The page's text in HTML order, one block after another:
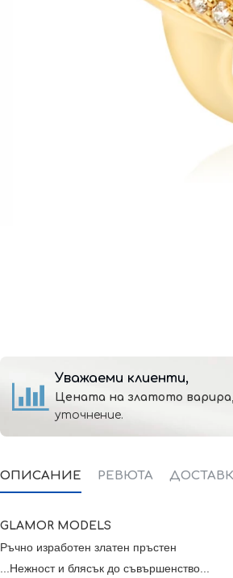
Уважаеми клиенти,
Цената на златото варира,
уточнение.
ОПИСАНИЕ РЕВЮТА
GLAMOR MODELS
Ръчно изработен златен пръстен
...Нежност и блясък до съвършенство...